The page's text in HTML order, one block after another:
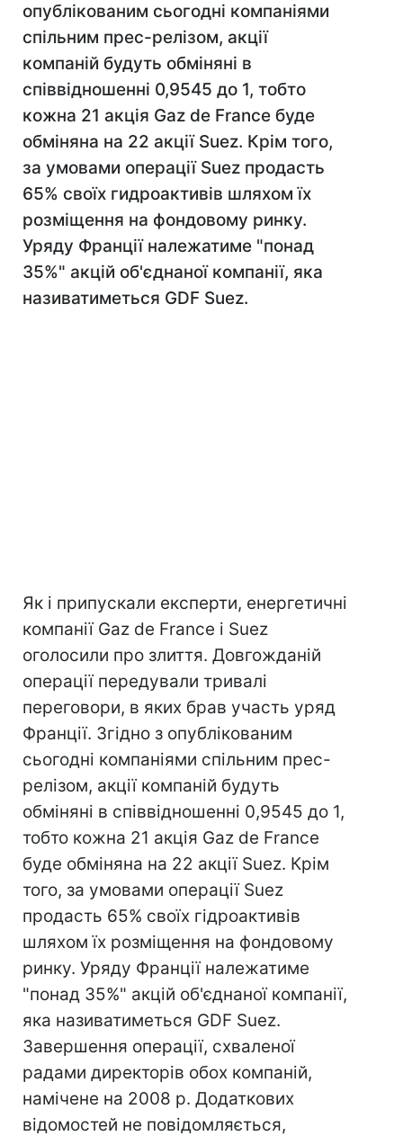
опублікованим сьогодні компаніями
спільним прес-релізом, акції
компаній будуть обміняні в
співвідношенні 0,9545 до 1, тобто
кожна 21 акція Gaz de France буде
обміняна на 22 акції Suez. Крім того,
за умовами операції Suez продасть
65% своїх гидроактивів шляхом їх
розміщення на фондовому ринку.
Уряду Франції належатиме "понад
35%" акцій об'єднаної компанії, яка
називатиметься GDF Suez.
Як і припускали експерти, енергетичні
компанії Gaz de France і Suez
оголосили про злиття. Довгожданій
операції передували тривалі
переговори, в яких брав участь уряд
Франції. Згідно з опублікованим
сьогодні компаніями спільним прес-
релізом, акції компаній будуть
обміняні в співвідношенні 0,9545 до 1,
тобто кожна 21 акція Gaz de France
буде обміняна на 22 акції Suez. Крім
того, за умовами операції Suez
продасть 65% своїх гідроактивів
шляхом їх розміщення на фондовому
ринку. Уряду Франції належатиме
"понад 35%" акцій об'єднаної компанії,
яка називатиметься GDF Suez.
Завершення операції, схваленої
радами директорів обох компаній,
намічене на 2008 р. Додаткових
відомостей не повідомляється,